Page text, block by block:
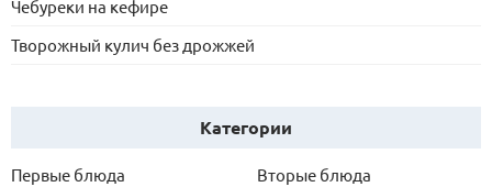
Чебуреки на кефире
Творожный кулич без дрожжей
Категории
Первые блюда
Вторые блюда